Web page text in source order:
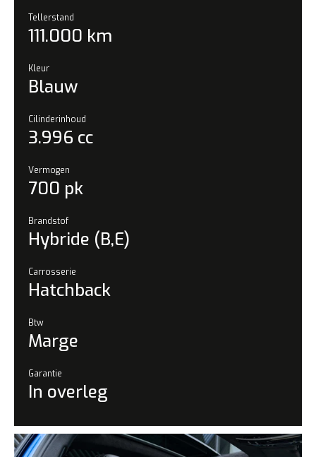
Tellerstand
111.000 km
Kleur
Blauw
Cilinderinhoud
3.996 cc
Vermogen
700 pk
Brandstof
Hybride (B,E)
Carrosserie
Hatchback
Btw
Marge
Garantie
In overleg